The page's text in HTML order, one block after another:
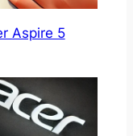
Aspire 5